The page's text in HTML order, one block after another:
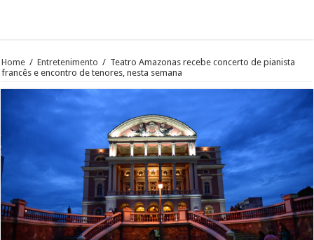
Home / Entretenimento / Teatro Amazonas recebe concerto de pianista
francês e encontro de tenores, nesta semana